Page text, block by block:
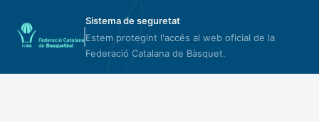
Sistema de seguretat
Estem protegint l'accés al web oficial de la
Federació Catalana de Bàsquet.